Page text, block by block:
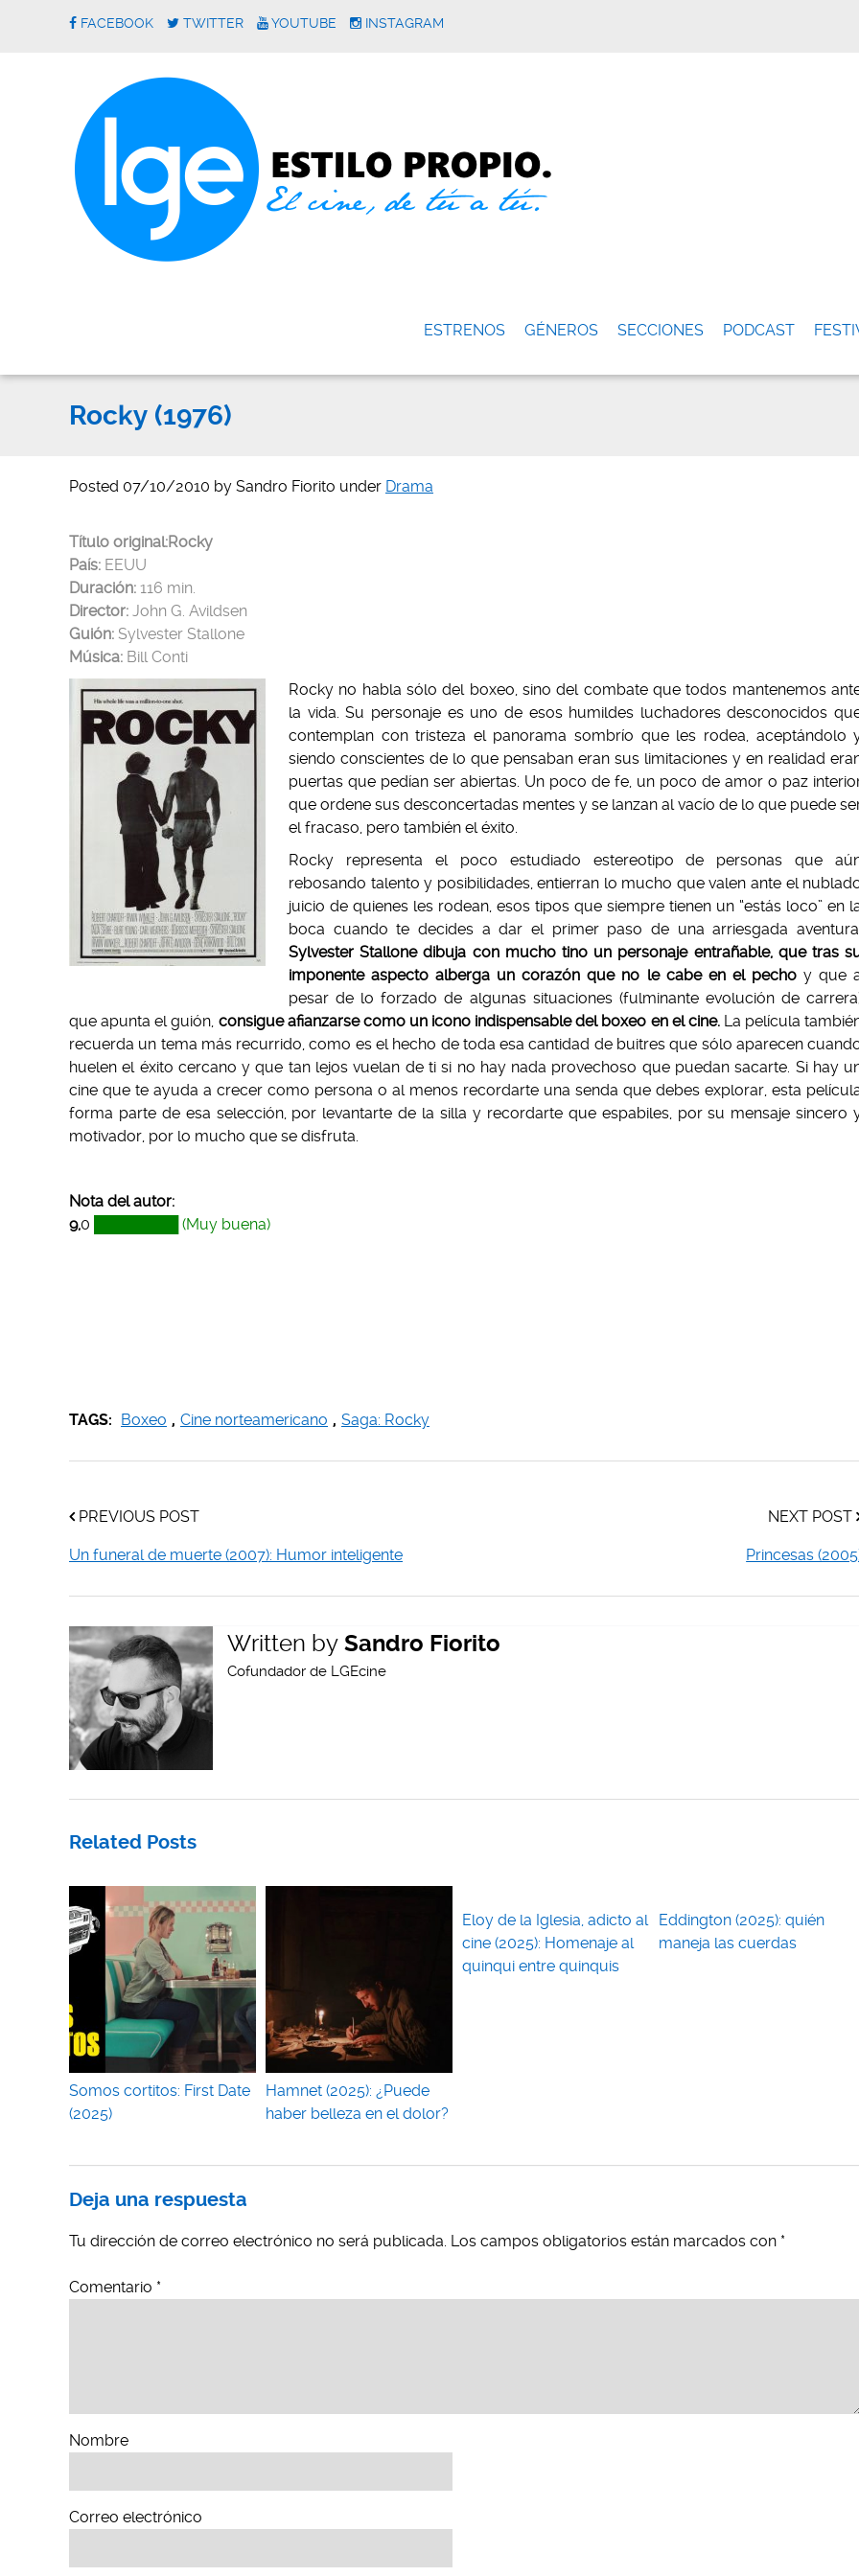
FACEBOOK TWITTER YOUTUBE INSTAGRAM
ESTRENOS GÉNEROS SECCIONES PODCAST
Rocky (1976)
Posted 07/10/2010 by Sandro Fiorito under Drama
Título original:Rocky
País: EEUU
Duración: 116 min.
Director: John G. Avildsen
Guión: Sylvester Stallone
Música: Bill Conti
Rocky no habla sólo del boxeo, sino del combate que todos mantenemos
la vida. Su personaje es uno de esos humildes luchadores desconocidos
contemplan con tristeza el panorama sombrío que les rodea, aceptándolo
siendo conscientes de lo que pensaban eran sus limitaciones y en realidad
puertas que pedían ser abiertas. Un poco de fe, un poco de amor o paz
que ordene sus desconcertadas mentes y se lanzan al vacío de lo que puede
el fracaso, pero también el éxito.
Rocky representa el poco estudiado estereotipo de personas que
rebosando talento y posibilidades, entierran lo mucho que valen ante el
juicio de quienes les rodean, esos tipos que siempre tienen un “estás loco” en
boca cuando te decides a dar el primer paso de una arriesgada
Sylvester Stallone dibuja con mucho tino un personaje entrañable, que tras
imponente aspecto alberga un corazón que no le cabe en el pechoy que
pesar de lo forzado de algunas situaciones (fulminante evolución de
que apunta el guión, consigue afianzarse como un icono indispensable del boxeo en el cine.La película
recuerda un tema más recurrido, como es el hecho de toda esa cantidad de buitres que sólo aparecen
huelen el éxito cercano y que tan lejos vuelan de ti si no hay nada provechoso que puedan sacarte. Si hay
cine que te ayuda a crecer como persona o al menos recordarte una senda que debes explorar, esta
forma parte de esa selección, por levantarte de la silla y recordarte que espabiles, por su mensaje sincero
motivador, por lo mucho que se disfruta.
Nota del autor:
9,0 ████████ (Muy buena)
TAGS: Boxeo , Cine norteamericano , Saga: Rocky
PREVIOUS POST
Un funeral de muerte (2007): Humor inteligente
NEXT POST
Princesas
Written by Sandro Fiorito
Cofundador de LGEcine
Related Posts
Somos cortitos: First Date
(2025)
Hamnet (2025): ¿Puede
haber belleza en el dolor?
Eloy de la Iglesia, adicto al
cine (2025): Homenaje al
quinqui entre quinquis
Eddington (2025): quién
maneja las cuerdas
Deja una respuesta
Tu dirección de correo electrónico no será publicada. Los campos obligatorios están marcados con *
Comentario *
Nombre
Correo electrónico